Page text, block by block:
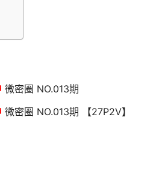
微密圈 NO.013期
微密圈 NO.013期 【27P2V】